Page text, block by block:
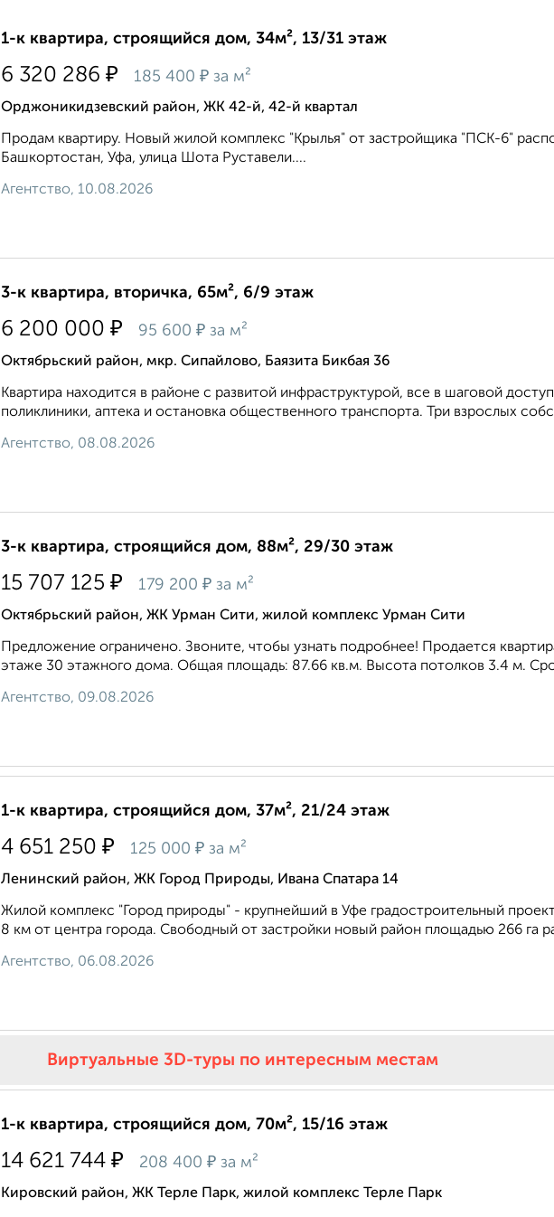
1-к квартира, строящийся дом, 34м², 13/31 этаж
6 320 286 ₽ 185 400 ₽ за м²
Орджоникидзевский район, ЖК 42-й, 42-й квартал
Продам квартиру. Новый жилой комплекс "Крылья" от застройщика "ПСК-6"
Башкортостан, Уфа, улица Шота Руставели....
Агентство, 10.08.2026
3-к квартира, вторичка, 65м², 6/9 этаж
6 200 000 ₽ 95 600 ₽ за м²
Октябрьский район, мкр. Сипайлово, Баязита Бикбая 36
Квартира находится в районе с развитой инфраструктурой, все в шаговой
поликлиники, аптека и остановка общественного транспорта. Три взрослых
Агентство, 08.08.2026
3-к квартира, строящийся дом, 88м², 29/30 этаж
15 707 125 ₽ 179 200 ₽ за м²
Октябрьский район, ЖК Урман Сити, жилой комплекс Урман Сити
Предложение ограничено. Звоните, чтобы узнать подробнее! Продается
этаже 30 этажного дома. Общая площадь: 87.66 кв.м. Высота потолков 3.4 м.
Агентство, 09.08.2026
1-к квартира, строящийся дом, 37м², 21/24 этаж
4 651 250 ₽ 125 000 ₽ за м²
Ленинский район, ЖК Город Природы, Ивана Спатара 14
Жилой комплекс "Город природы" - крупнейший в Уфе градостроительный
8 км от центра города. Свободный от застройки новый район площадью 266 га
Агентство, 06.08.2026
Виртуальные 3D-туры по интересным местам
1-к квартира, строящийся дом, 70м², 15/16 этаж
14 621 744 ₽ 208 400 ₽ за м²
Кировский район, ЖК Терле Парк, жилой комплекс Терле Парк